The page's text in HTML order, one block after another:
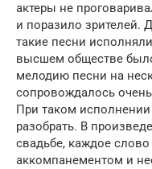
актеры не
и поразило зрителей.
такие песни
высшем обществе
мелодию песни на
сопровождалось
При таком
разобрать. В
свадьбе, каждое
аккомпанементом и